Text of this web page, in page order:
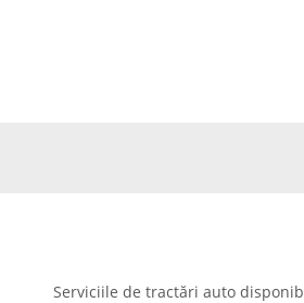
Serviciile de tractări auto